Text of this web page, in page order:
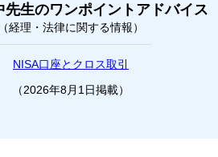
先生のワンポイントアドバイス
（経理・法律に関する情報）
NISA口座とクロス取引
（2026年8月1日掲載）